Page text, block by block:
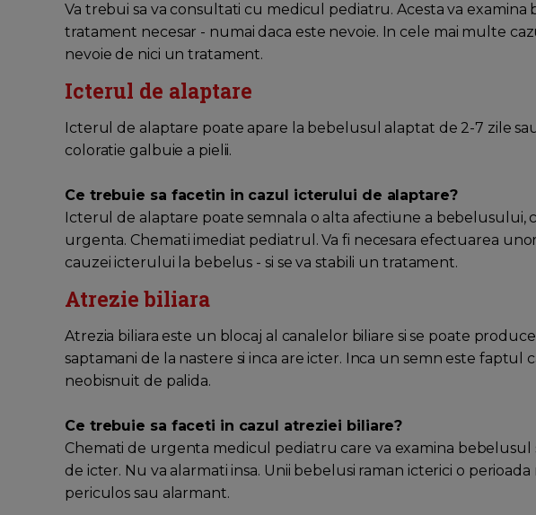
Va trebui sa va consultati cu medicul pediatru. Acesta va examina
tratament necesar - numai daca este nevoie. In cele mai multe
nevoie de nici un tratament.
Icterul de alaptare
Icterul de alaptare poate apare la bebelusul alaptat de 2-7 zile
coloratie galbuie a pielii.
Ce trebuie sa facetin in cazul icterului de alaptare?
Icterul de alaptare poate semnala o alta afectiune a bebelusului,
urgenta. Chemati imediat pediatrul. Va fi necesara efectuarea
cauzei icterului la bebelus - si se va stabili un tratament.
Atrezie biliara
Atrezia biliara este un blocaj al canalelor biliare si se poate
saptamani de la nastere si inca are icter. Inca un semn este faptul
neobisnuit de palida.
Ce trebuie sa faceti in cazul atreziei biliare?
Chemati de urgenta medicul pediatru care va examina bebelusul
de icter. Nu va alarmati insa. Unii bebelusi raman icterici o
periculos sau alarmant.